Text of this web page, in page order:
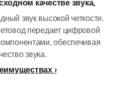
качестве звука,
звук высокой четкости.
передает цифровой
обеспечивая
звука.